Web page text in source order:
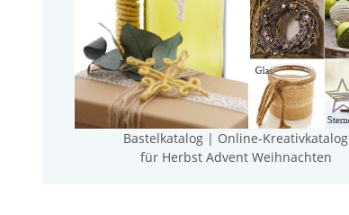
Bastelkatalog | Online-Kreativkatalog
für Herbst Advent Weihnachten